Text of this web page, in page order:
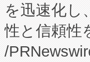
従来のフェ
に、患者や
キー方式で
を迅速化し
性と信頼性
/